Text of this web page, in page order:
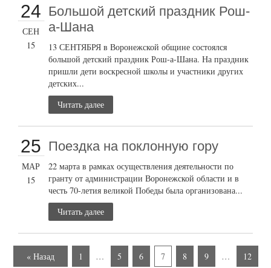
24
СЕН
15
Большой детский праздник Рош-
а-Шана
13 СЕНТЯБРЯ в Воронежской общине состоялся
большой детский праздник Рош-а-Шана. На праздник
пришли дети воскресной школы и участники других
детских...
Читать далее
25
МАР
15
Поездка на поклонную гору
22 марта в рамках осуществления деятельности по
гранту от администрации Воронежской области и в
честь 70-летия великой Победы была организована...
Читать далее
« Назад 1 … 5 6 7 8 9 … 12